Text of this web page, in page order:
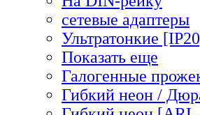
сетевые адаптеры
Ультратонкие
Показать еще
Галогенные
Гибкий неон /